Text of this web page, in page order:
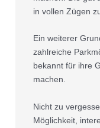
in vollen Zügen
Ein weiterer
zahlreiche
bekannt für ihre
machen.
Nicht zu
Möglichkeit,